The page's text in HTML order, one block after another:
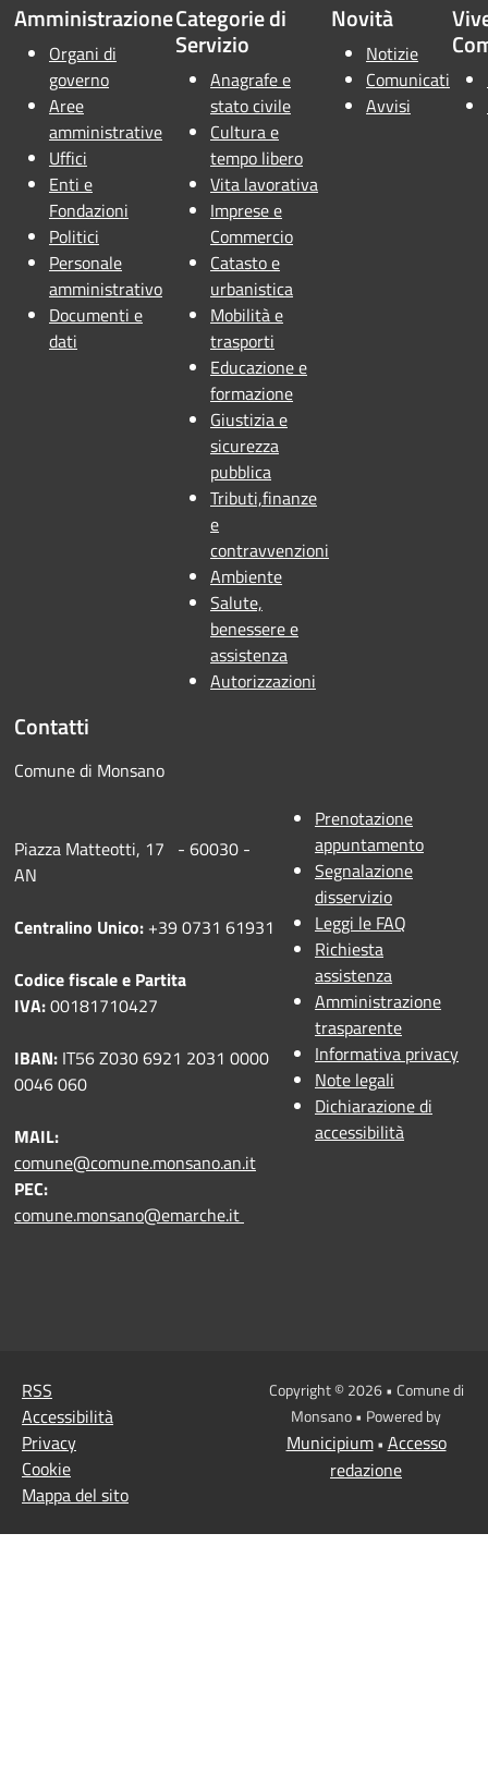
Amministrazione
Organi di
governo
Aree
amministrative
Uffici
Enti e
Fondazioni
Politici
Personale
amministrativo
Documenti e
dati
Categorie di
Servizio
Anagrafe e
stato civile
Cultura e
tempo libero
Vita lavorativa
Imprese e
Commercio
Catasto e
urbanistica
Mobilità e
trasporti
Educazione e
formazione
Giustizia e
sicurezza
pubblica
Tributi,finanze
e
contravvenzioni
Ambiente
Salute,
benessere e
assistenza
Autorizzazioni
Novità
Notizie
Comunicati
Avvisi
Contatti
Comune di Monsano
Piazza Matteotti, 17 - 60030 -
AN
Centralino Unico: +39 0731 61931
Codice fiscale e Partita
IVA:00181710427
IBAN: IT56 Z030 6921 2031 0000
0046 060
MAIL:
comune@comune.monsano.an.it
PEC:
comune.monsano@emarche.it
Prenotazione
appuntamento
Segnalazione
disservizio
Leggi le FAQ
Richiesta
assistenza
Amministrazione
trasparente
Informativa privacy
Note legali
Dichiarazione di
accessibilità
RSS
Accessibilità
Privacy
Cookie
Mappa del sito
Copyright © 2026 • Comune di
Monsano • Powered by
Municipium• Accesso
redazione